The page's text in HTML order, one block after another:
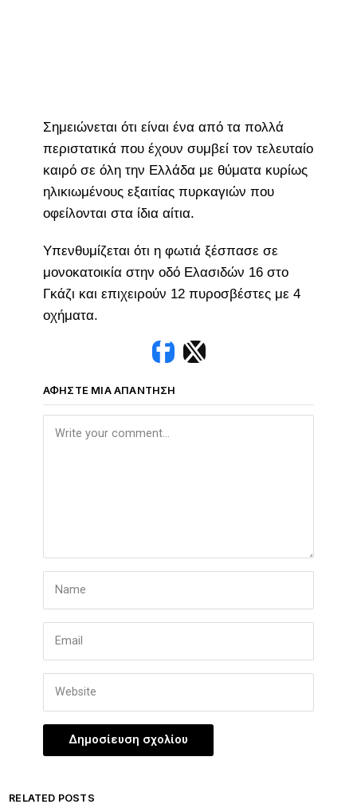
Σημειώνεται ότι είναι ένα από τα πολλά
περιστατικά που έχουν συμβεί τον τελευταίο
καιρό σε όλη την Ελλάδα με θύματα κυρίως
ηλικιωμένους εξαιτίας πυρκαγιών που
οφείλονται στα ίδια αίτια.
Υπενθυμίζεται ότι η φωτιά ξέσπασε σε
μονοκατοικία στην οδό Ελασιδών 16 στο
Γκάζι και επιχειρούν 12 πυροσβέστες με 4
οχήματα.
ΑΦΉΣΤΕ ΜΙΑ ΑΠΆΝΤΗΣΗ
RELATED POSTS